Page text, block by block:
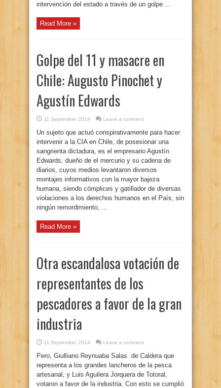
intervención del estado a través de un golpe ...
Read More »
Golpe del 11 y masacre en
Chile: Augusto Pinochet y
Agustín Edwards
11 September, 2014 Leave a comment
Un sujeto que actuó conspirativamente para hacer
intervenir a la CIA en Chile, de posesionar una
sangrienta dictadura, es el empresario Agustín
Edwards, dueño de el mercurio y su cadena de
diarios, cuyos medios levantaron diversos
montajes informativos con la mayor bajeza
humana, siendo cómplices y gatillador de diversas
violaciones a los derechos humanos en el País, sin
ningún remordimiento, ...
Read More »
Otra escandalosa votación de
representantes de los
pescadores a favor de la gran
industria
11 September, 2014 Leave a comment
Pero, Giulliano Reynuaba Salas de Caldera que
representa a los grandes lancheros de la pesca
artesanal, y Luis Aguilera Jorquera de Totoral,
votaron a favor de la industria. Con esto se cumplió